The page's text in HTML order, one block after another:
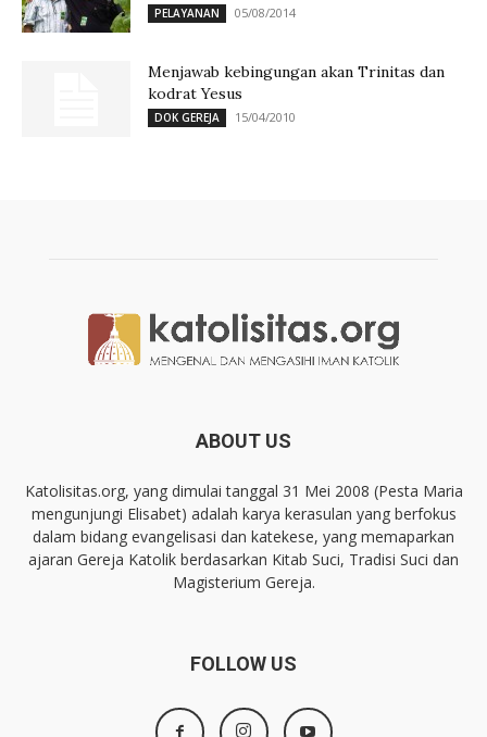
PELAYANAN 05/08/2014
Menjawab kebingungan akan Trinitas dan
kodrat Yesus
DOK GEREJA 15/04/2010
ABOUT US
Katolisitas.org, yang dimulai tanggal 31 Mei 2008 (Pesta Maria
mengunjungi Elisabet) adalah karya kerasulan yang berfokus
dalam bidang evangelisasi dan katekese, yang memaparkan
ajaran Gereja Katolik berdasarkan Kitab Suci, Tradisi Suci dan
Magisterium Gereja.
FOLLOW US